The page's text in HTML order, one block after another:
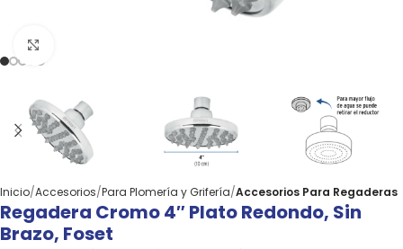
Inicio Accesorios Para Plomería y Grifería Accesorios Para Regaderas
Regadera Cromo 4″ Plato Redondo, Sin
Brazo, Foset